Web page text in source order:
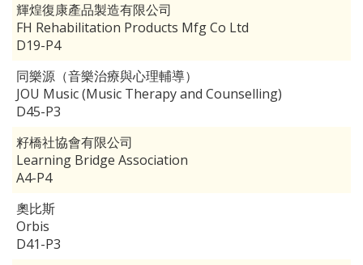
輝煌復康產品製造有限公司
FH Rehabilitation Products Mfg Co Ltd
D19-P4
同樂源（音樂治療與心理輔導）
JOU Music (Music Therapy and Counselling)
D45-P3
籽橋社協會有限公司
Learning Bridge Association
A4-P4
奧比斯
Orbis
D41-P3